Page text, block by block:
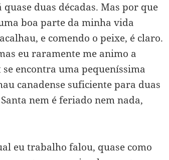
duas décadas. Mas por que
boa parte da minha vida
e comendo o peixe, é claro.
eu raramente me animo a
encontra uma pequeníssima
canadense suficiente para duas
nem é feriado nem nada,
eu trabalho falou, quase como